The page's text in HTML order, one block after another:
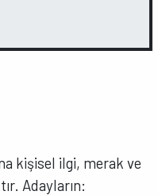
kişisel ilgi, merak ve
Adayların: